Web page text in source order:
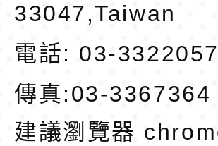
33047,Taiwan
電話: 03-3322057
傳真:03-3367364
建議瀏覽器